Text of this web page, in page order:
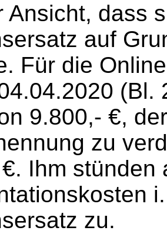
Ansicht, dass
auf
Für die
(Bl.
9.800,- €,
zu
Ihm stünden
zu.